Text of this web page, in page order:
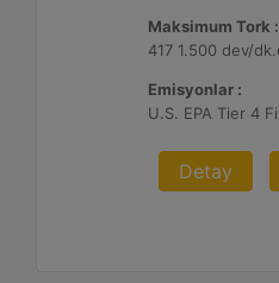
Maksimum Tork :
Emisyonlar :
Detay